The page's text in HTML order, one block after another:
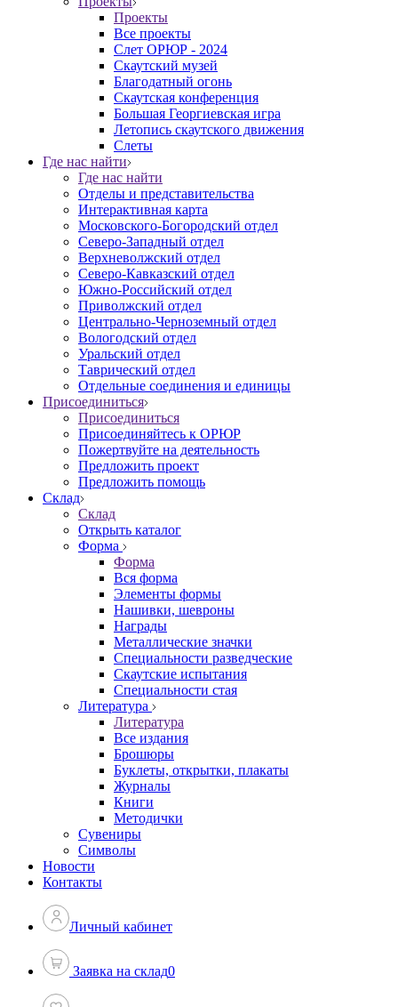
Проекты
Все проекты
Слет ОРЮР - 2024
Скаутский музей
Благодатный огонь
Cкаутская конференция
Большая Георгиевская игра
Летопись скаутского движения
Слеты
Где нас найти
Где нас найти
Отделы и представительства
Интерактивная карта
Московского-Богородский отдел
Северо-Западный отдел
Верхневолжский отдел
Северо-Кавказский отдел
Южно-Российский отдел
Приволжский отдел
Центрально-Черноземный отдел
Вологодский отдел
Уральский отдел
Таврический отдел
Отдельные соединения и единицы
Присоединиться
Присоединиться
Присоединяйтесь к ОРЮР
Пожертвуйте на деятельность
Предложить проект
Предложить помощь
Склад
Склад
Открыть каталог
Форма
Форма
Вся форма
Элементы формы
Нашивки, шевроны
Награды
Металлические значки
Специальности разведческие
Скаутские испытания
Специальности стая
Литература
Литература
Все издания
Брошюры
Буклеты, открытки, плакаты
Журналы
Книги
Методички
Сувениры
Символы
Новости
Контакты
Личный кабинет
Заявка на склад0